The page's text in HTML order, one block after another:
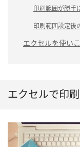
印刷範囲が勝手
印刷範囲設定後
エクセルを使い
エクセルで印